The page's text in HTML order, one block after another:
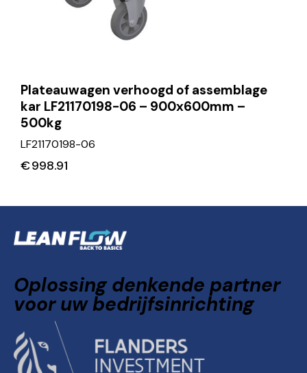
Plateauwagen verhoogd of assemblage
kar LF21170198-06 – 900x600mm –
500kg
LF21170198-06
€998.91
Oplossing denkende partner
voor uw bedrijfsinrichting